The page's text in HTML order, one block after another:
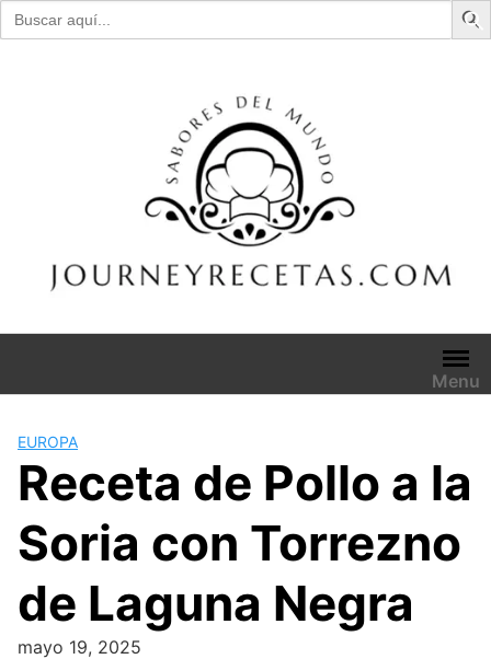
Buscar:
Menu
EUROPA
Receta de Pollo a la
Soria con Torrezno
de Laguna Negra
mayo 19, 2025